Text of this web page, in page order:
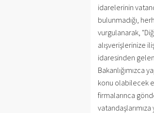
idarelerinin
bulunmadığı,
vurgulanarak,
alışverişlerinize
idaresinden
Bakanlığımızca
konu olabilecek
firmalarınca